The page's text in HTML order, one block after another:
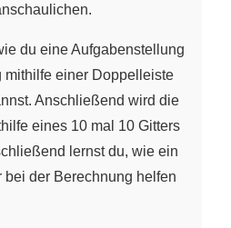
du eine Aufgabenstellung
mithilfe einer Doppelleiste
Anschließend wird die
eines 10 mal 10 Gitters
lernst du, wie ein
bei der Berechnung helfen